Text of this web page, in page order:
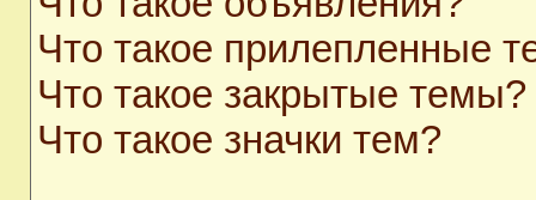
Что такое прилепленные
Что такое закрытые темы?
Что такое значки тем?